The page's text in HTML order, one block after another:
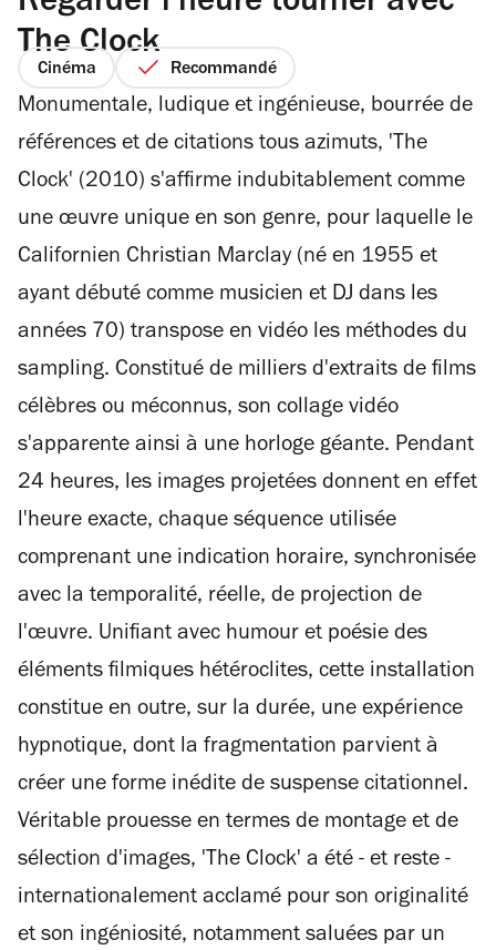
The Clock
Cinéma Recommandé
Monumentale, ludique et ingénieuse, bourrée de
références et de citations tous azimuts, 'The
Clock' (2010) s'affirme indubitablement comme
une œuvre unique en son genre, pour laquelle le
Californien Christian Marclay (né en 1955 et
ayant débuté comme musicien et DJ dans les
années 70) transpose en vidéo les méthodes du
sampling. Constitué de milliers d'extraits de films
célèbres ou méconnus, son collage vidéo
s'apparente ainsi à une horloge géante. Pendant
24 heures, les images projetées donnent en effet
l'heure exacte, chaque séquence utilisée
comprenant une indication horaire, synchronisée
avec la temporalité, réelle, de projection de
l'œuvre. Unifiant avec humour et poésie des
éléments filmiques hétéroclites, cette installation
constitue en outre, sur la durée, une expérience
hypnotique, dont la fragmentation parvient à
créer une forme inédite de suspense citationnel.
Véritable prouesse en termes de montage et de
sélection d'images, 'The Clock' a été - et reste -
internationalement acclamé pour son originalité
et son ingéniosité, notamment saluées par un